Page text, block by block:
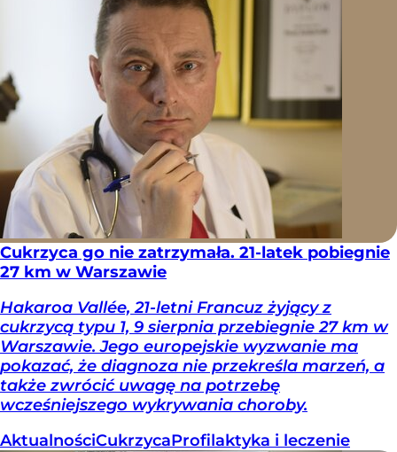
Cukrzyca go nie zatrzymała. 21-latek pobiegnie
27 km w Warszawie
Hakaroa Vallée, 21-letni Francuz żyjący z
cukrzycą typu 1, 9 sierpnia przebiegnie 27 km w
Warszawie. Jego europejskie wyzwanie ma
pokazać, że diagnoza nie przekreśla marzeń, a
także zwrócić uwagę na potrzebę
wcześniejszego wykrywania choroby.
AktualnościCukrzycaProfilaktyka i leczenie